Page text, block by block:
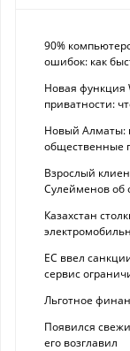
90%
ошибок: как
Новая функция
приватности:
Новый Алматы:
общественные
Взрослый
Сулейменов об
Казахстан
ЕС ввел
сервис
Льготное
Появился
его возглавил